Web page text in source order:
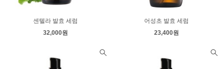
센텔라 발효 세럼
32,000원
어성초 발효 세럼
23,400원